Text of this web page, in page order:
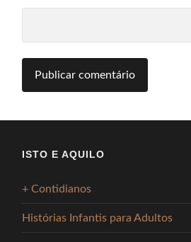
ISTO E AQUILO
+ Contidianos
Histórias Infantis para Adultos